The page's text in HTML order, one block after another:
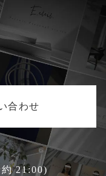
合わせ
21:00)